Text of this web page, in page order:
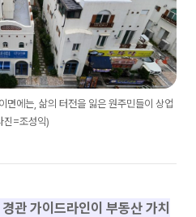
면에는, 삶의 터전을 잃은 원주민들이 상업
진=조성익)
관 가이드라인이 부동산 가치